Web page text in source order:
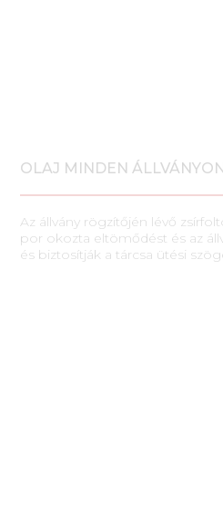
OLAJ MINDEN ÁLLVÁNYON
Az állvány rögzítőjén lévő
por okozta eltömődést és az
és biztosítják a tárcsa ütési